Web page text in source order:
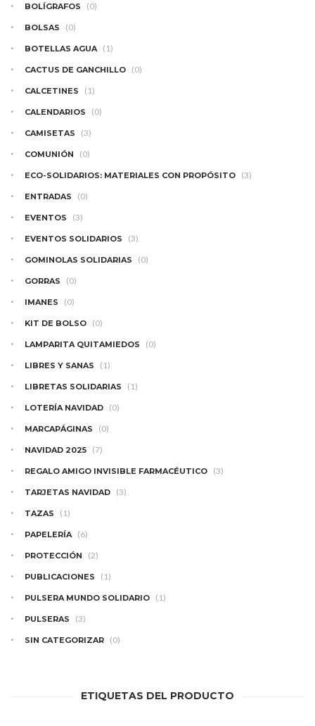
BOLÍGRAFOS (0)
BOLSAS (0)
BOTELLAS AGUA (1)
CACTUS DE GANCHILLO (0)
CALCETINES (1)
CALENDARIOS (0)
CAMISETAS (3)
COMUNIÓN (0)
ECO-SOLIDARIOS: MATERIALES CON PROPÓSITO (3)
ENTRADAS (0)
EVENTOS (3)
EVENTOS SOLIDARIOS (3)
GOMINOLAS SOLIDARIAS (0)
GORRAS (0)
IMANES (0)
KIT DE BOLSO (0)
LAMPARITA QUITAMIEDOS (0)
LIBRES Y SANAS (1)
LIBRETAS SOLIDARIAS (1)
LOTERÍA NAVIDAD (0)
MARCAPÁGINAS (0)
NAVIDAD 2025 (7)
REGALO AMIGO INVISIBLE FARMACÉUTICO (3)
TARJETAS NAVIDAD (3)
TAZAS (1)
PAPELERÍA (6)
PROTECCIÓN (2)
PUBLICACIONES (1)
PULSERA MUNDO SOLIDARIO (1)
PULSERAS (3)
SIN CATEGORIZAR (0)
ETIQUETAS DEL PRODUCTO